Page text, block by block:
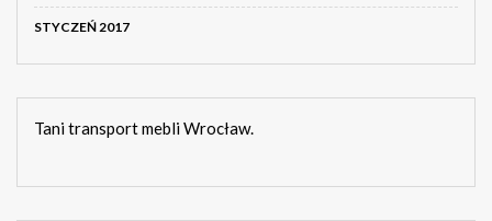
STYCZEŃ 2017
Tani transport mebli Wrocław.